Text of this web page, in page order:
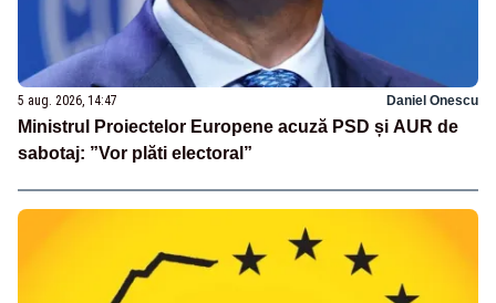
5 aug. 2026, 14:47 Daniel Onescu
Ministrul Proiectelor Europene acuză PSD și AUR de
sabotaj: ”Vor plăti electoral”